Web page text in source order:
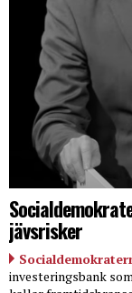
jävsrisker
investeringsbank